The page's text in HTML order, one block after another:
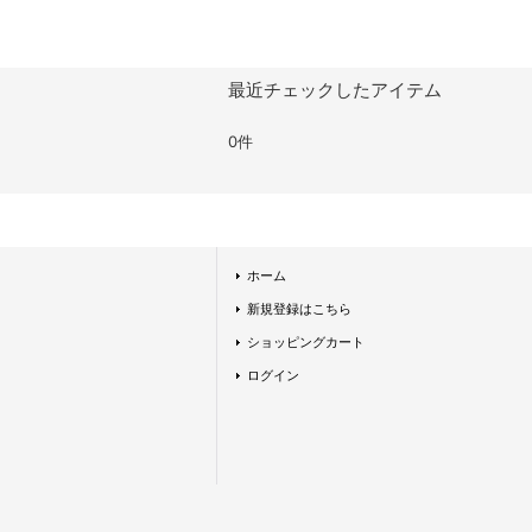
最近チェックしたアイテム
0件
ホーム
新規登録はこちら
ショッピングカート
ログイン